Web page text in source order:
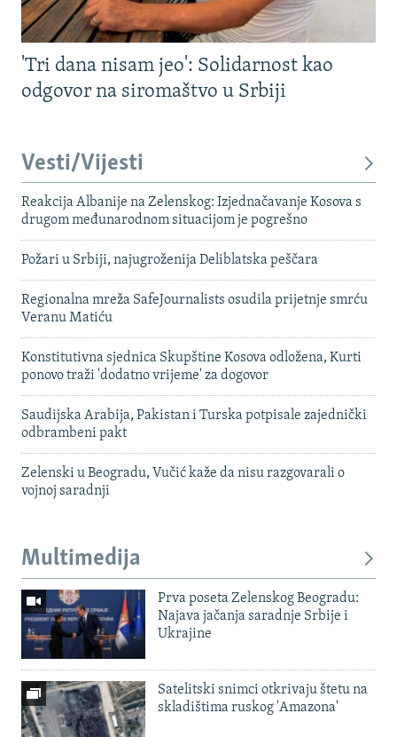
'Tri dana nisam jeo': Solidarnost kao
odgovor na siromaštvo u Srbiji
Vesti/Vijesti
Reakcija Albanije na Zelenskog: Izjednačavanje Kosova s ​​
drugom međunarodnom situacijom je pogrešno
Požari u Srbiji, najugroženija Deliblatska peščara
Regionalna mreža SafeJournalists osudila prijetnje smrću
Veranu Matiću
Konstitutivna sjednica Skupštine Kosova odložena, Kurti
ponovo traži 'dodatno vrijeme' za dogovor
Saudijska Arabija, Pakistan i Turska potpisale zajednički
odbrambeni pakt
Zelenski u Beogradu, Vučić kaže da nisu razgovarali o
vojnoj saradnji
Multimedija
Prva poseta Zelenskog Beogradu:
Najava jačanja saradnje Srbije i
Ukrajine
Satelitski snimci otkrivaju štetu na
skladištima ruskog 'Amazona'